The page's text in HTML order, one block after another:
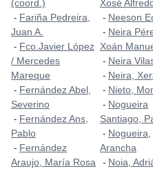
(coord.)
- Fariña Pedreira,
Juan A.
- Fco.Javier López
/ Mercedes
Mareque
- Fernández Abel,
Severino
- Fernández Ans,
Pablo
- Fernández
Araujo, María Rosa
Xosé
- Neeson
- Neira
Xoán
- Neira
- Neira,
- Nieto,
- Nogueira
Santiago,
- Nogueira,
Arancha
- Noia,